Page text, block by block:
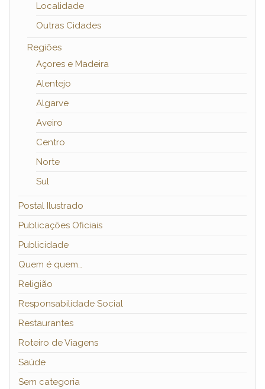
Localidade
Outras Cidades
Regiões
Açores e Madeira
Alentejo
Algarve
Aveiro
Centro
Norte
Sul
Postal Ilustrado
Publicações Oficiais
Publicidade
Quem é quem…
Religião
Responsabilidade Social
Restaurantes
Roteiro de Viagens
Saúde
Sem categoria